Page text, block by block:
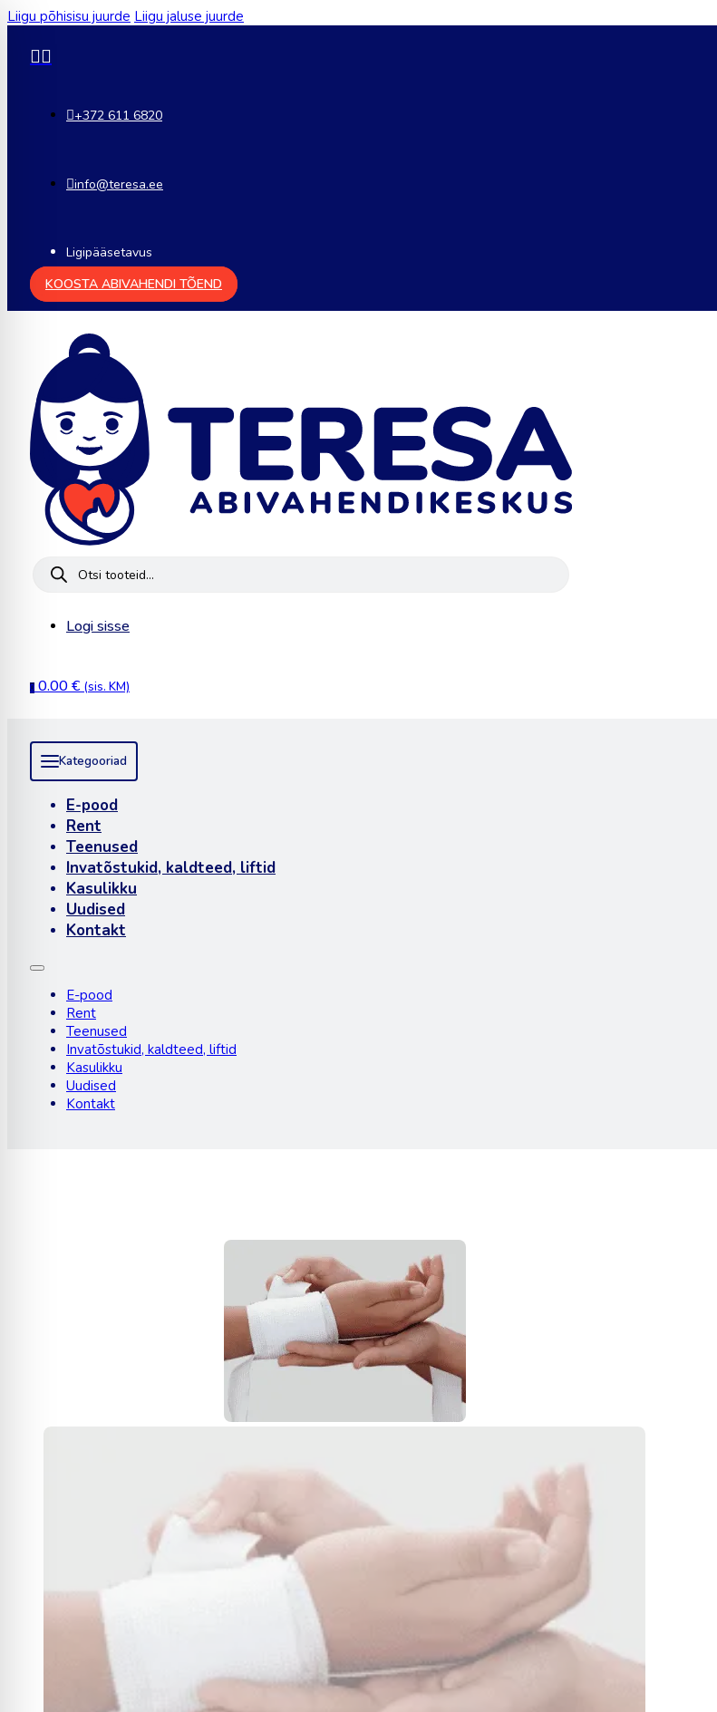
Liigu põhisisu juurde Liigu jaluse juurde
+372 611 6820
info@teresa.ee
Ligipääsetavus
KOOSTA ABIVAHENDI TÕEND
Products
search
Logi sisse
0 0.00€ (sis. KM)
Kategooriad
E-pood
Rent
Teenused
Invatõstukid, kaldteed, liftid
Kasulikku
Uudised
Kontakt
E-pood
Rent
Teenused
Invatõstukid, kaldteed, liftid
Kasulikku
Uudised
Kontakt